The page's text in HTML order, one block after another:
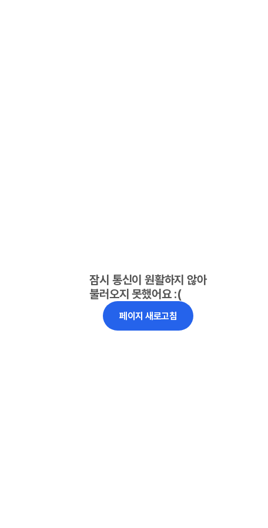
잠시 통신이 원활하지 않아
불러오지 못했어요 :(
페이지 새로고침